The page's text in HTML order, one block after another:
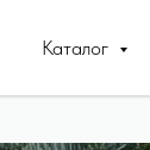
Каталог